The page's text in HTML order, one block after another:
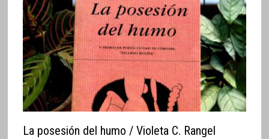
La posesión del humo / Violeta C. Rangel